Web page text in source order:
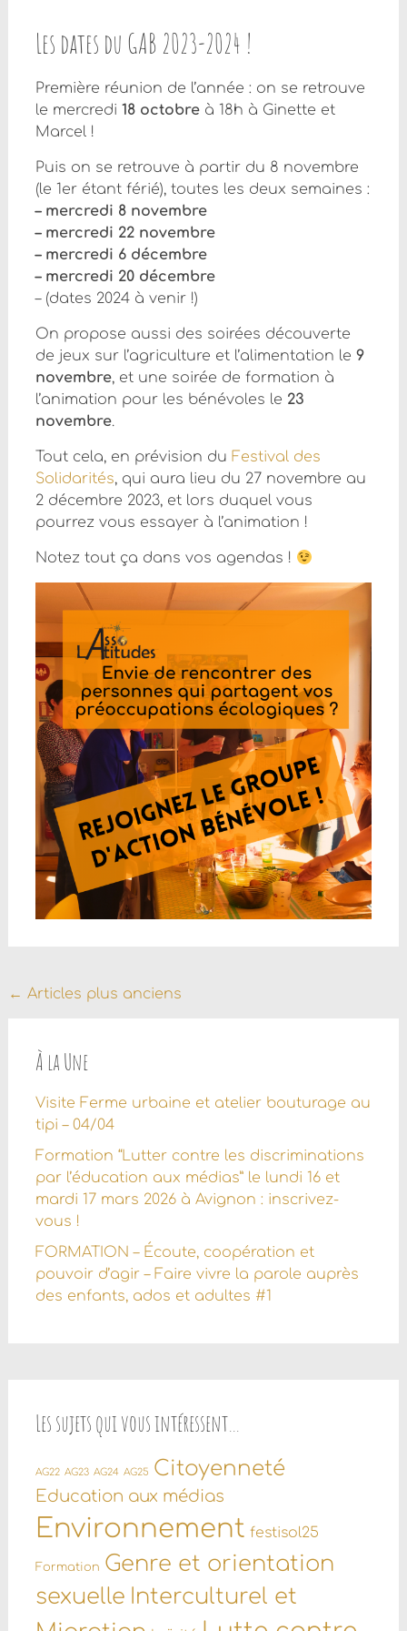
Les dates du GAB 2023-2024 !
Première réunion de l’année : on se retrouve
le mercredi 18 octobreà 18h à Ginette et
Marcel !
Puis on se retrouve à partir du 8 novembre
(le 1er étant férié), toutes les deux semaines :
– mercredi 8 novembre
– mercredi 22 novembre
– mercredi 6 décembre
– mercredi 20 décembre
– (dates 2024 à venir !)
On propose aussi des soirées découverte
de jeux sur l’agriculture et l’alimentation le 9
novembre, et une soirée de formation à
l’animation pour les bénévoles le 23
novembre.
Tout cela, en prévision du Festival des
Solidarités, qui aura lieu du 27 novembre au
2 décembre 2023, et lors duquel vous
pourrez vous essayer à l’animation !
Notez tout ça dans vos agendas !
Navigation
articles
← Articles plus anciens
À la Une
Visite Ferme urbaine et atelier bouturage au
tipi – 04/04
Formation “Lutter contre les discriminations
par l’éducation aux médias” le lundi 16 et
mardi 17 mars 2026 à Avignon : inscrivez-
vous !
FORMATION – Écoute, coopération et
pouvoir d’agir – Faire vivre la parole auprès
des enfants, ados et adultes #1
Les sujets qui vous intéressent…
AG22 AG23 AG24 AG25 Citoyenneté
Education aux médias
Environnement festisol25
Formation Genre et orientation
sexuelle Interculturel et